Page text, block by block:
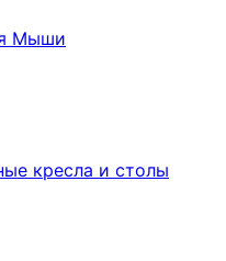
Мыши
кресла и столы